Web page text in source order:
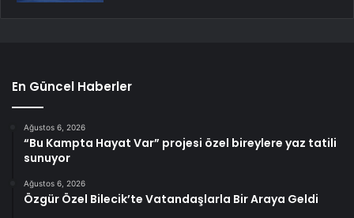
En Güncel Haberler
Ağustos 6, 2026
“Bu Kampta Hayat Var” projesi özel bireylere yaz tatili
sunuyor
Ağustos 6, 2026
Özgür Özel Bilecik’te Vatandaşlarla Bir Araya Geldi